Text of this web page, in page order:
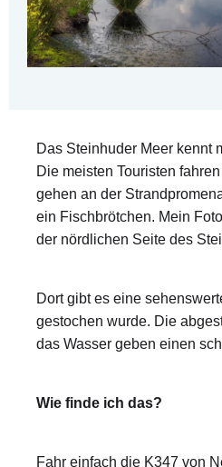
Das Steinhuder Meer kennt
Die meisten Touristen
gehen an der
ein Fischbrötchen. Mein
der nördlichen Seite des
Dort gibt es eine
gestochen wurde. Die
das Wasser geben einen
Wie finde ich das?
Fahr einfach die K347 von